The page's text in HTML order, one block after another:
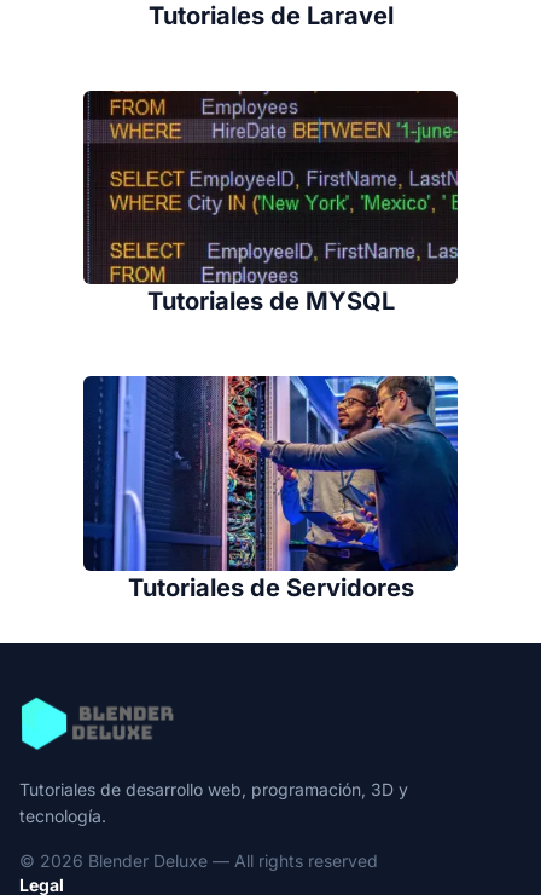
Tutoriales de Laravel
Tutoriales de MYSQL
Tutoriales de Servidores
Tutoriales de desarrollo web, programación, 3D y
tecnología.
© 2026 Blender Deluxe — All rights reserved
Legal